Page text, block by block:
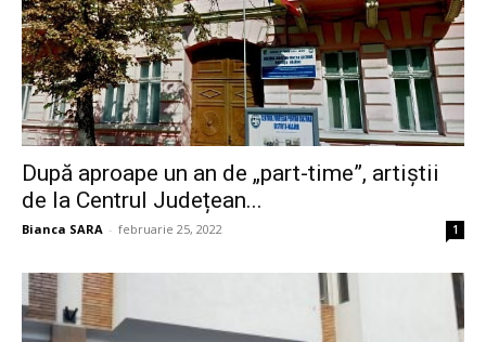
După aproape un an de „part-time”, artiștii
de la Centrul Județean...
Bianca SARA - februarie 25, 2022 1